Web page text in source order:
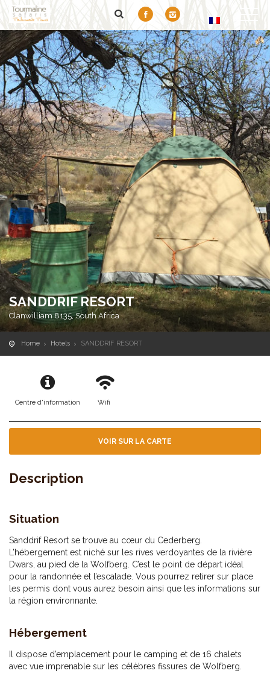
SANDDRIF RESORT
Clanwilliam 8135, South Africa
Home Hotels SANDDRIF RESORT
Centre d'information Wifi
VOIR SUR LA CARTE
Description
Situation
Sanddrif Resort se trouve au cœur du Cederberg.
L’hébergement est niché sur les rives verdoyantes de la rivière
Dwars, au pied de la Wolfberg. C’est le point de départ idéal
pour la randonnée et l’escalade. Vous pourrez retirer sur place
les permis dont vous aurez besoin ainsi que les informations sur
la région environnante.
Hébergement
Il dispose d’emplacement pour le camping et de 16 chalets
avec vue imprenable sur les célèbres fissures de Wolfberg.